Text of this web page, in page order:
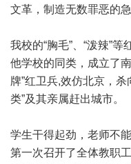
文革，制造无数罪恶的急
我校的“胸毛”、“泼辣”
他学校的同类，成立了
牌”红卫兵,效仿北京，
类”及其亲属赶出城市。
学生干得起劲，老师不
第一次召开了全体教职